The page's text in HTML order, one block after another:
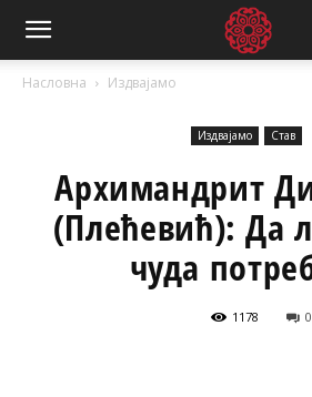
Насловна Издвајамо
Издвајамо Став
Архимандрит
(Плећевић): Да
чуда
1178 0